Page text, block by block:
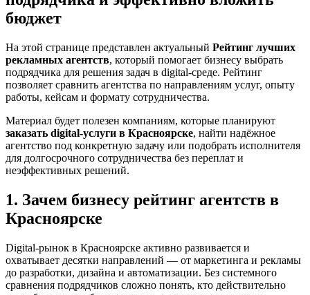
бюджет
На этой странице представлен актуальный Рейтинг лучших
рекламных агентств, который помогает бизнесу выбрать
подрядчика для решения задач в digital-среде. Рейтинг
позволяет сравнить агентства по направлениям услуг, опыту
работы, кейсам и формату сотрудничества.
Материал будет полезен компаниям, которые планируют
заказать digital-услуги в Красноярске, найти надёжное
агентство под конкретную задачу или подобрать исполнителя
для долгосрочного сотрудничества без переплат и
неэффективных решений.
1. Зачем бизнесу рейтинг агентств в
Красноярске
Digital-рынок в Красноярске активно развивается и
охватывает десятки направлений — от маркетинга и рекламы
до разработки, дизайна и автоматизации. Без системного
сравнения подрядчиков сложно понять, кто действительно